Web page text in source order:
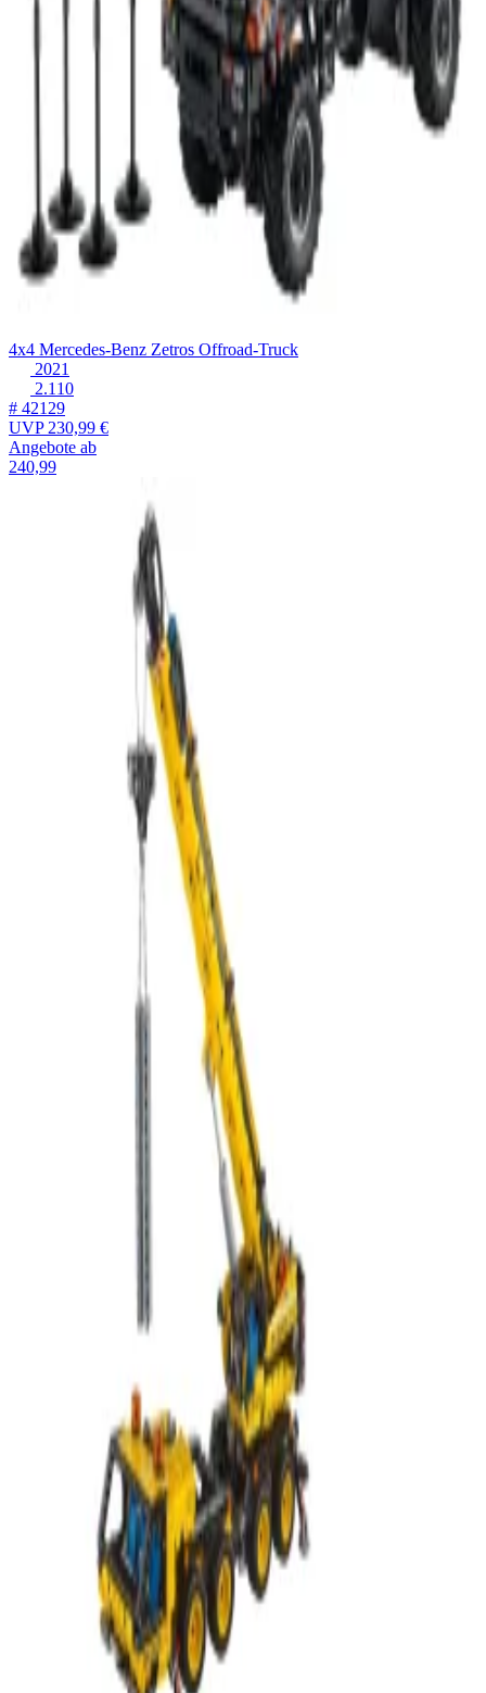
4x4 Mercedes-Benz Zetros Offroad-Truck
2021
2.110
# 42129
UVP230,99 €
Angebote ab
240,99